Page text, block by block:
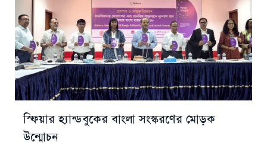
স্ফিয়ার হ্যান্ডবুকের বাংলা সংস্করণের মোড়ক
উন্মোচন